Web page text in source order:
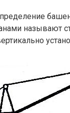
называют